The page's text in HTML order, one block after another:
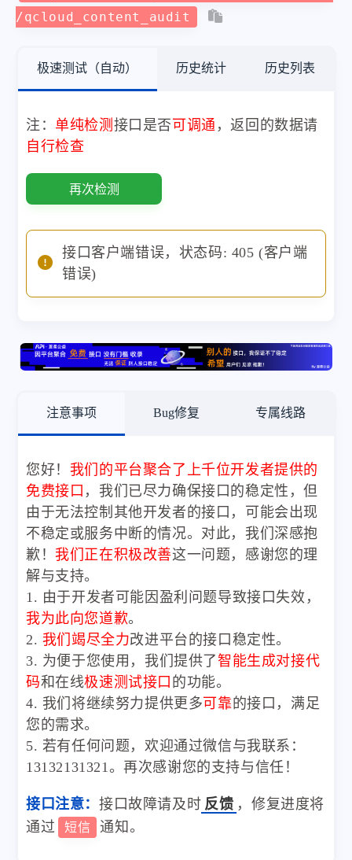
/qcloud_content_audit
极速测试（自动） 历史统计 历史列表
注： 单纯检测 接口是否 可调通 ，返回的数据请
自行检查
再次检测
接口客户端错误，状态码: 405 (客户端
错误)
注意事项 Bug修复 专属线路
您好！ 我们的平台聚合了上千位开发者提供的
免费接口 ，我们已尽力确保接口的稳定性，但
由于无法控制其他开发者的接口，可能会出现
不稳定或服务中断的情况。对此，我们深感抱
歉！ 我们正在积极改善这一问题，感谢您的理
解与支持。
1. 由于开发者可能因盈利问题导致接口失效，
我为此向您道歉。
2. 我们竭尽全力改进平台的接口稳定性。
3. 为便于您使用，我们提供了智能生成对接代
码和在线极速测试接口 的功能。
4. 我们将继续努力提供更多可靠的接口，满足
您的需求。
5. 若有任何问题，欢迎通过微信与我联系：
13132131321。再次感谢您的支持与信任！
接口注意： 接口故障请及时 反馈 ，修复进度将
通过
短信 通知。